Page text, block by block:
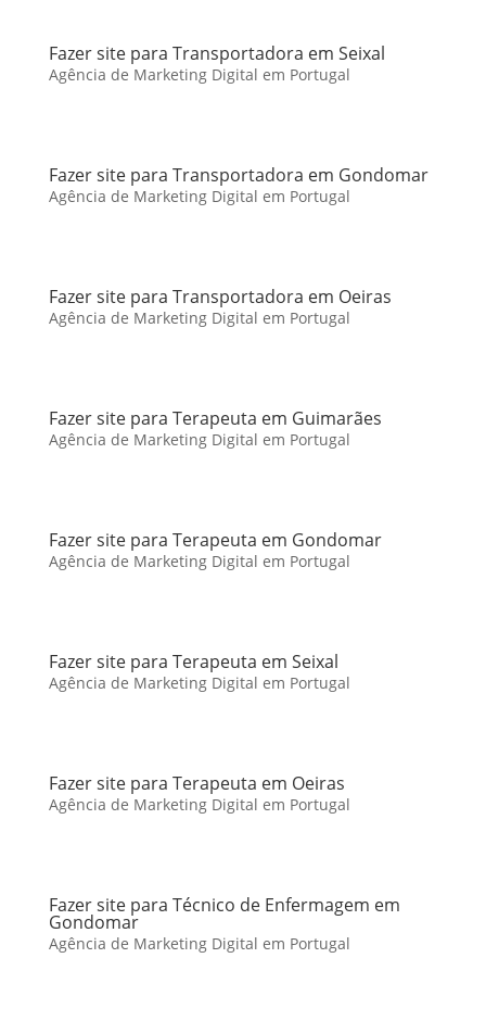
Fazer site para Transportadora em Seixal
Agência de Marketing Digital em Portugal
Fazer site para Transportadora em Gondomar
Agência de Marketing Digital em Portugal
Fazer site para Transportadora em Oeiras
Agência de Marketing Digital em Portugal
Fazer site para Terapeuta em Guimarães
Agência de Marketing Digital em Portugal
Fazer site para Terapeuta em Gondomar
Agência de Marketing Digital em Portugal
Fazer site para Terapeuta em Seixal
Agência de Marketing Digital em Portugal
Fazer site para Terapeuta em Oeiras
Agência de Marketing Digital em Portugal
Fazer site para Técnico de Enfermagem em
Gondomar
Agência de Marketing Digital em Portugal